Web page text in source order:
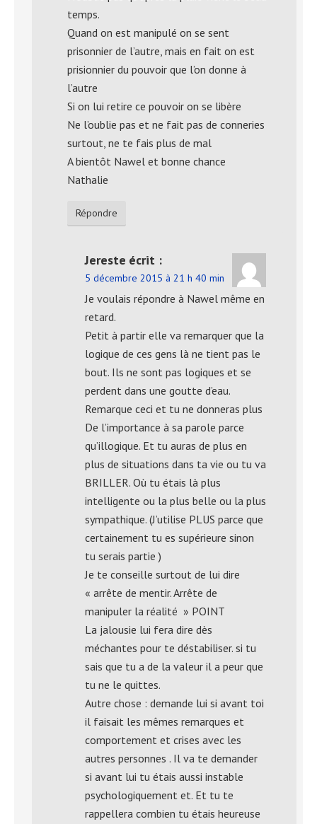
temps.
Quand on est manipulé on se sent
prisonnier de l’autre, mais en fait on est
prisionnier du pouvoir que l’on donne à
l’autre
Si on lui retire ce pouvoir on se libère
Ne l’oublie pas et ne fait pas de conneries
surtout, ne te fais plus de mal
A bientôt Nawel et bonne chance
Nathalie
Répondre
Jereste écrit :
5 décembre 2015 à 21 h 40 min
Je voulais répondre à Nawel même en
retard.
Petit à partir elle va remarquer que la
logique de ces gens là ne tient pas le
bout. Ils ne sont pas logiques et se
perdent dans une goutte d’eau.
Remarque ceci et tu ne donneras plus
De l’importance à sa parole parce
qu’illogique. Et tu auras de plus en
plus de situations dans ta vie ou tu va
BRILLER. Où tu étais là plus
intelligente ou la plus belle ou la plus
sympathique. (J’utilise PLUS parce que
certainement tu es supérieure sinon
tu serais partie )
Je te conseille surtout de lui dire
« arrête de mentir. Arrête de
manipuler la réalité » POINT
La jalousie lui fera dire dès
méchantes pour te déstabiliser. si tu
sais que tu a de la valeur il a peur que
tu ne le quittes.
Autre chose : demande lui si avant toi
il faisait les mêmes remarques et
comportement et crises avec les
autres personnes . Il va te demander
si avant lui tu étais aussi instable
psychologiquement et. Et tu te
rappellera combien tu étais heureuse